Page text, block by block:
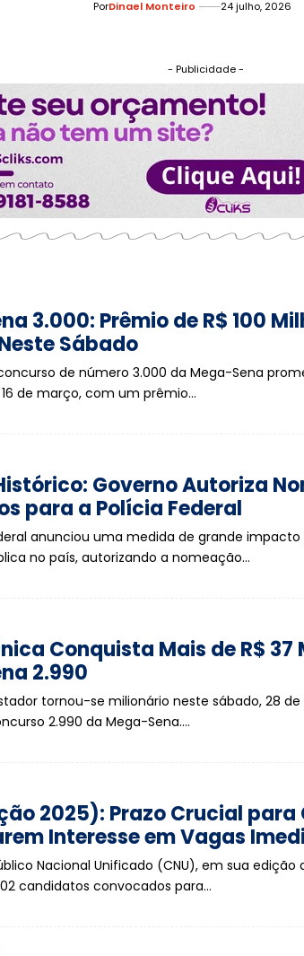
PorDinael Monteiro 24 julho, 2026
- Publicidade -
3.000: Prêmio de R$ 100
Sábado
de número 3.000 da Mega-Sena
de março, com um prêmio…
Governo Autoriza
para a Polícia Federal
anunciou uma medida de grande
no país, autorizando a nomeação…
Conquista Mais de R$ 37
2.990
tornou-se milionário neste sábado, 28
2.990 da Mega-Sena.…
2025): Prazo Crucial
Interesse em Vagas
Nacional Unificado (CNU), em sua
candidatos convocados para…